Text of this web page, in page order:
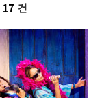
17 건